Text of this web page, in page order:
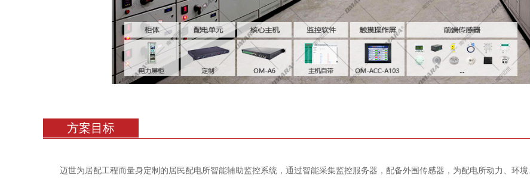
方案目标
迈世为居配工程而量身定制的居民配电所智能辅助监控系统，通过智能采集监控服务器，配备外围传感器，为配电所动力、环